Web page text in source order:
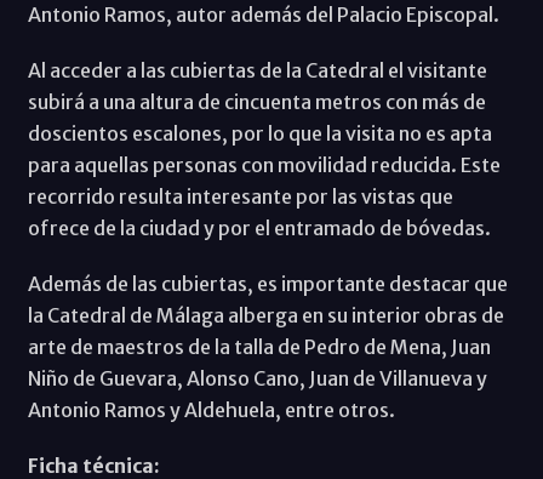
Antonio Ramos, autor además del Palacio Episcopal.
Al acceder a las cubiertas de la Catedral el visitante
subirá a una altura de cincuenta metros con más de
doscientos escalones, por lo que la visita no es apta
para aquellas personas con movilidad reducida. Este
recorrido resulta interesante por las vistas que
ofrece de la ciudad y por el entramado de bóvedas.
Además de las cubiertas, es importante destacar que
la Catedral de Málaga alberga en su interior obras de
arte de maestros de la talla de Pedro de Mena, Juan
Niño de Guevara, Alonso Cano, Juan de Villanueva y
Antonio Ramos y Aldehuela, entre otros.
Ficha técnica: